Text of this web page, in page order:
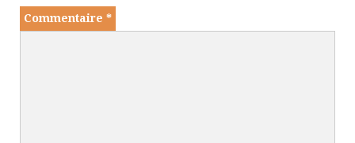
Commentaire *